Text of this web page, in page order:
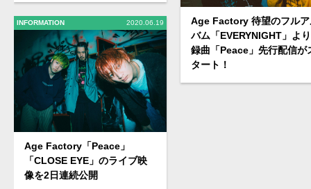
INFORMATION 2020.06.19
Age Factory「Peace」
「CLOSE EYE」のライブ映
像を2日連続公開
Age Factory 待望のフルア
バム「EVERYNIGHT」よ
録曲「Peace」先行配信が
タート！